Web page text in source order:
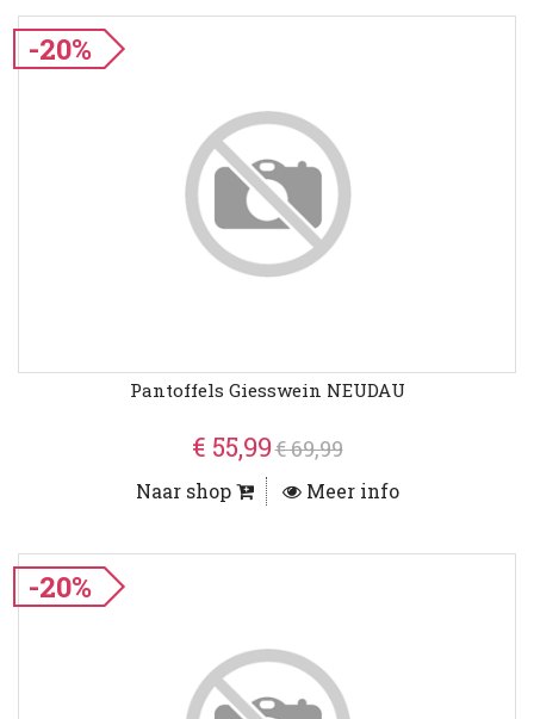
-20%
Pantoffels Giesswein NEUDAU
€ 55,99€ 69,99
Naar shop Meer info
-20%